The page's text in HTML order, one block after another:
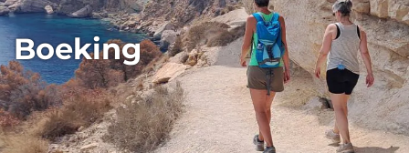
Boeking